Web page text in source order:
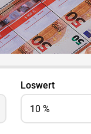
Loswert